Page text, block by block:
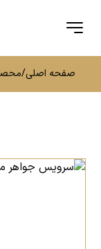
صفحه اصلی/